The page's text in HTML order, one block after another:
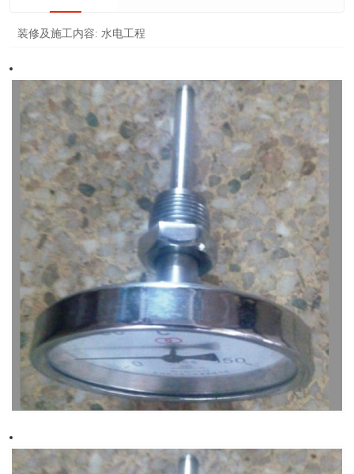
装修及施工内容: 水电工程